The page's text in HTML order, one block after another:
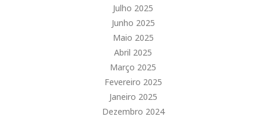
Julho 2025
Junho 2025
Maio 2025
Abril 2025
Março 2025
Fevereiro 2025
Janeiro 2025
Dezembro 2024